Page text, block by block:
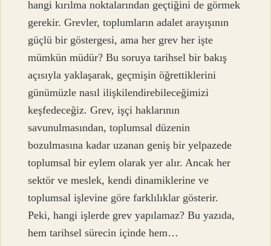
hangi kırılma noktalarından geçtiğini de görmek
gerekir. Grevler, toplumların adalet arayışının
güçlü bir göstergesi, ama her grev her işte
mümkün müdür? Bu soruya tarihsel bir bakış
açısıyla yaklaşarak, geçmişin öğrettiklerini
günümüzle nasıl ilişkilendirebileceğimizi
keşfedeceğiz. Grev, işçi haklarının
savunulmasından, toplumsal düzenin
bozulmasına kadar uzanan geniş bir yelpazede
toplumsal bir eylem olarak yer alır. Ancak her
sektör ve meslek, kendi dinamiklerine ve
toplumsal işlevine göre farklılıklar gösterir.
Peki, hangi işlerde grev yapılamaz? Bu yazıda,
hem tarihsel sürecin içinde hem…